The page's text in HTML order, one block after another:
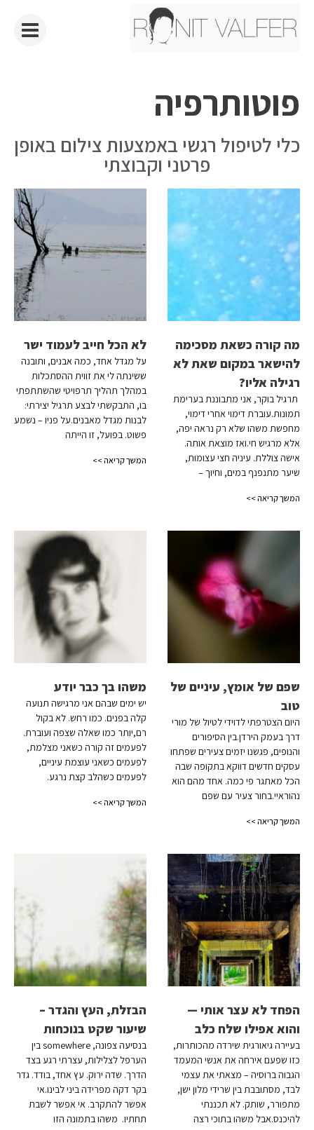
פוטותרפיה
כלי לטיפול רגשי באמצעות צילום באופן
פרטני וקבוצתי
מה קורה כשאת מסכימה
להישאר במקום שאת לא
רגילה אליו?
תרגיל בוקר, אני מתבוננת בערימת
תמונות.עוברת דימוי אחרי דימוי,
מחפשת משהו שלא רק נראה יפה,
אלא מרגיש חי.ואז מוצאת אותה.
אישה צוללת. עיניה חצי עצומות,
שיער מתנפנף במים, וחיוך –
המשך קריאה >>
לא הכל חייב לעמוד ישר
על מגדל אחד, כמה אבנים, ותובנה
ששינתה לי את זווית ההסתכלות
במהלך תהליך תרפויטי שהשתתפתי
בו, התבקשתי לבצע תרגיל יצירתי:
לבנות מגדל מאבנים.על פניו – נשמע
פשוט. בפועל, זו הייתה
המשך קריאה >>
שפם של אומץ, עיניים של
טוב
היום הצטרפתי לדוידי לטיול של מורי
דרך בעמק הירדן.בין הסיפורים
והנופים, פגשנו יזמים צעירים שפתחו
עסקים חדשים דווקא בתקופה שבה
הכל מאתגר פי כמה. אחד מהם הוא
נהוראיי.בחור צעיר עם שפם
המשך קריאה >>
משהו בך כבר יודע
יש ימים שבהם אני מרגישה תנועה
קלה בפנים. כמו רחש. לא בקול
רם,יותר כמו שאלה שצפה ועוברת.
לפעמים זה קורה כשאני מצלמת,
לפעמים כשאני עוצמת עיניים,
לפעמים כשהלב קצת נרגע.
המשך קריאה >>
הפחד לא עצר אותי —
והוא אפילו שלח כלב
בעיירה גיאורגית שירדה מהכותרות,
כזו שפעם אירחה את אנשי המעמד
הגבוה ברוסיה – מצאתי את עצמי
לבד, מסתובבת בין שרידי מלון ישן,
מתפורר, שותק. לא תכננתי
להיכנס.אבל משהו בתוכי רצה
הבזלת, העץ והגדר –
שיעור שקט בנוכחות
בנסיעה צפונה, somewhere בין
הערפל לצלילות, עצרתי רגע בצד
הדרך. שדה ירוק. עץ אחד, בודד. גדר
בקר דקה מפרידה ביני לבינו.אי
אפשר להתקרב. אי אפשר לשבת
תחתיו. משהו בתמונה הזו